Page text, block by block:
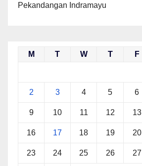
Pekandangan Indramayu
M T W T F
2 3 4 5 6
9 10 11 12 13
16 17 18 19 20
23 24 25 26 27